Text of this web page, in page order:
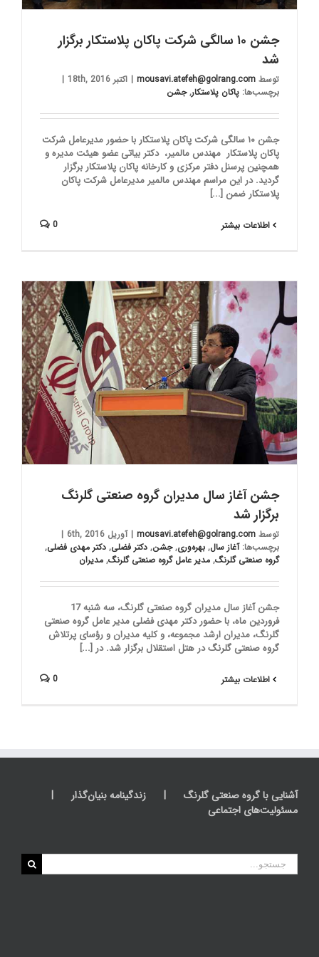
جشن ۱۰ سالگی شرکت پاکان پلاستکار برگزار
شد
توسط mousavi.atefeh@golrang.com
| اکتبر 18th, 2016
|
برچسب‌ها: پاکان پلاستکار,جشن
جشن ۱۰ سالگی شرکت پاکان پلاستکار با حضور مدیرعامل شرکت
پاکان پلاستکار مهندس مالمیر، دکتر بیاتی عضو هیئت مدیره و
همچنین پرسنل دفتر مرکزی و کارخانه پاکان پلاستکار برگزار
گردید. در این مراسم مهندس مالمیر مدیرعامل شرکت پاکان
پلاستکار ضمن [...]
اطلاعات بیشتر 0
جشن آغاز سال مدیران گروه صنعتی گلرنگ
برگزار شد
توسط mousavi.atefeh@golrang.com
| آوریل 6th, 2016
|
برچسب‌ها:آغاز سال, بهره‌وری,جشن, دكتر فضلی, دكتر مهدی فضلی,
گروه صنعتی گلرنگ, مدیر عامل گروه صنعتی گلرنگ, مدیران
جشن آغاز سال مدیران گروه صنعتی گلرنگ، سه شنبه 17
فروردین ماه، با حضور دكتر مهدی فضلی مدیر عامل گروه صنعتی
گلرنگ، مدیران ارشد مجموعه، و كلیه مدیران و رؤسای پرتلاش
گروه صنعتی گلرنگ در هتل استقلال برگزار شد. در [...]
اطلاعات بیشتر 0
آشنایی با گروه صنعتی گلرنگ
زندگینامه بنیان‌گذار
مسئولیت‌های اجتماعی
جستجو
برای: